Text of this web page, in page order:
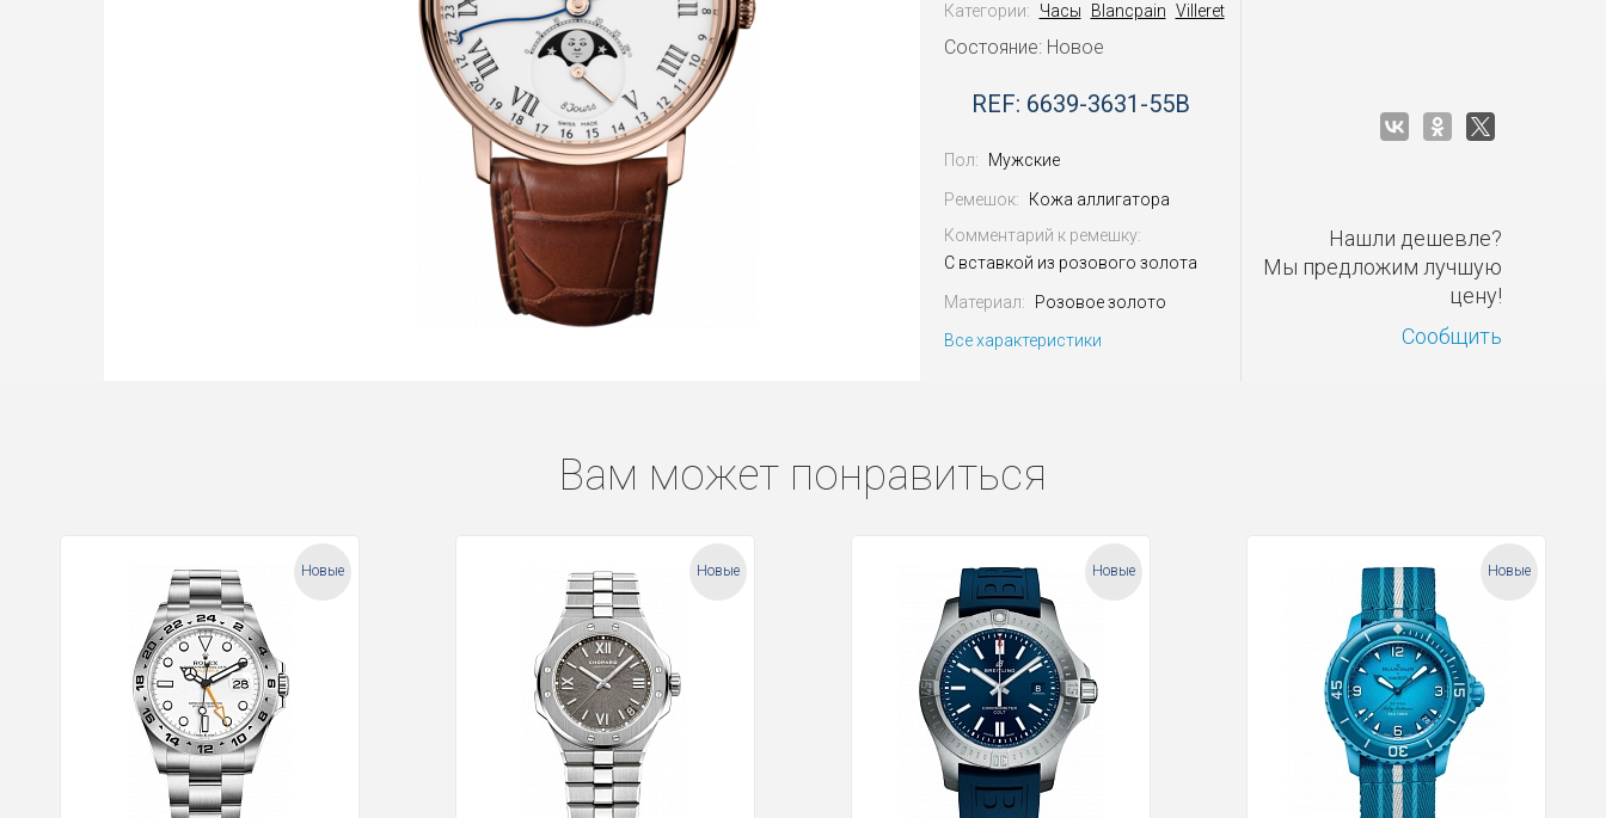
Категории: Часы Blancpain Villeret
Состояние: Новое
REF: 6639-3631-55B
Пол: Мужские
Ремешок:
Кожа аллигатора
Комментарий к ремешку:
С вставкой из розового золота
Материал:
Розовое золото
Все характеристики
Нашли дешевле?
Мы предложим лучшую
цену!
Сообщить
Вам может понравиться
Новые Новые Новые Новые